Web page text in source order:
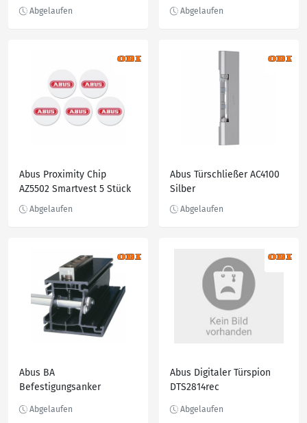
Abus Proximity Chip
AZ5502 Smartvest 5 Stück
Abus Türschließer AC4100
Silber
Abus BA
Befestigungsanker
innenliegend
Abus Digitaler Türspion
DTS2814rec